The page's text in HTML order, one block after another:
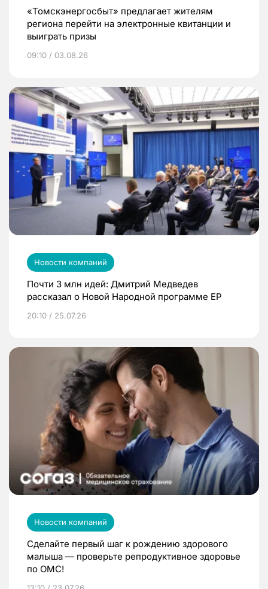
«Томскэнергосбыт» предлагает жителям
региона перейти на электронные квитанции и
выиграть призы
09:10 / 03.08.26
Новости компаний
Почти 3 млн идей: Дмитрий Медведев
рассказал о Новой Народной программе ЕР
20:10 / 25.07.26
Новости компаний
Сделайте первый шаг к рождению здорового
малыша — проверьте репродуктивное здоровье
по ОМС!